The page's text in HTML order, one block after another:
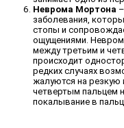
Неврома Мортона
заболевания,
стопы и
ощущениями.
между третьим и
происходит
редких случаях
жалуются на
четвертым пальцем
покалывание в